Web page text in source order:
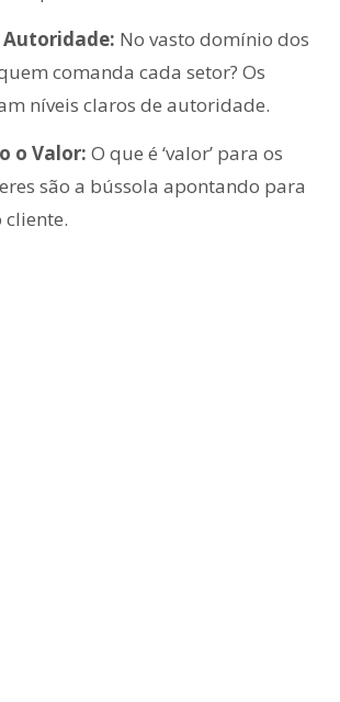
No vasto domínio dos
comanda cada setor? Os
níveis claros de autoridade.
o Valor: O que é ‘valor’ para os
são a bússola apontando para
cliente.